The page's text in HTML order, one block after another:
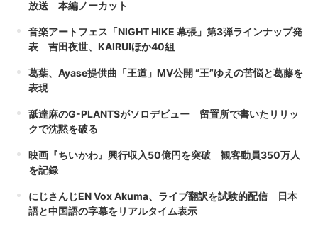
放送 本編ノーカット
音楽アートフェス「NIGHT HIKE 幕張」第3弾ラインナップ発
表 吉田夜世、KAIRUIほか40組
葛葉、Ayase提供曲「王道」MV公開 “王”ゆえの苦悩と葛藤を
表現
舐達麻のG-PLANTSがソロデビュー 留置所で書いたリリッ
クで沈黙を破る
映画『ちいかわ』興行収入50億円を突破 観客動員350万人
を記録
にじさんじEN Vox Akuma、ライブ翻訳を試験的配信 日本
語と中国語の字幕をリアルタイム表示